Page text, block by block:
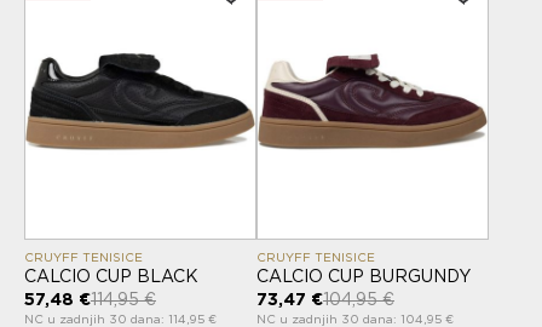
CRUYFF TENISICE
CALCIO CUP BLACK
57,48 €114,95 €
NC u zadnjih 30 dana: 114,95 €
CRUYFF TENISICE
CALCIO CUP BURGUNDY
73,47 €104,95 €
NC u zadnjih 30 dana: 104,95 €